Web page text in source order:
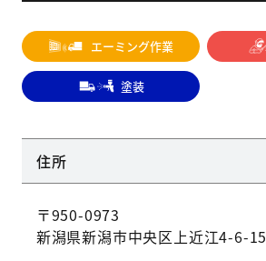
エーミング作業
塗装
住所
〒950-0973
新潟県新潟市中央区上近江4-6-15